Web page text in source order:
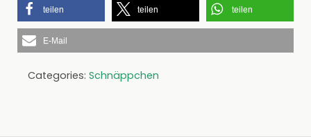
teilen teilen teilen
E-Mail
Categories: Schnäppchen